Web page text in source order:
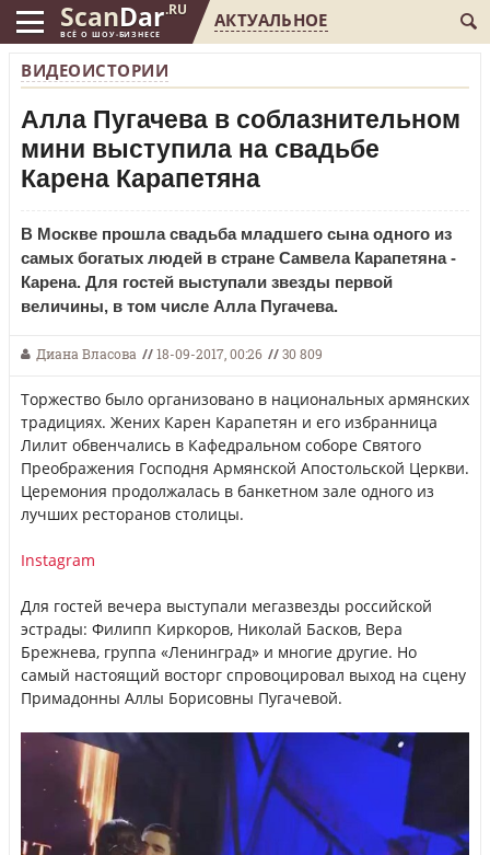
ScanDar.RU
ВСЁ О ШОУ-БИЗНЕСЕ
АКТУАЛЬНОЕ
ВИДЕОИСТОРИИ
Алла Пугачева в соблазнительном
мини выступила на свадьбе
Карена Карапетяна
В Москве прошла свадьба младшего сына одного из
самых богатых людей в стране Самвела Карапетяна -
Карена. Для гостей выступали звезды первой
величины, в том числе Алла Пугачева.
Диана Власова //18-09-2017, 00:26 //30 809
Торжество было организовано в национальных армянских
традициях. Жених Карен Карапетян и его избранница
Лилит обвенчались в Кафедральном соборе Святого
Преображения Господня Армянской Апостольской Церкви.
Церемония продолжалась в банкетном зале одного из
лучших ресторанов столицы.
Instagram
Для гостей вечера выступали мегазвезды российской
эстрады: Филипп Киркоров, Николай Басков, Вера
Брежнева, группа «Ленинград» и многие другие. Но
самый настоящий восторг спровоцировал выход на сцену
Примадонны Аллы Борисовны Пугачевой.